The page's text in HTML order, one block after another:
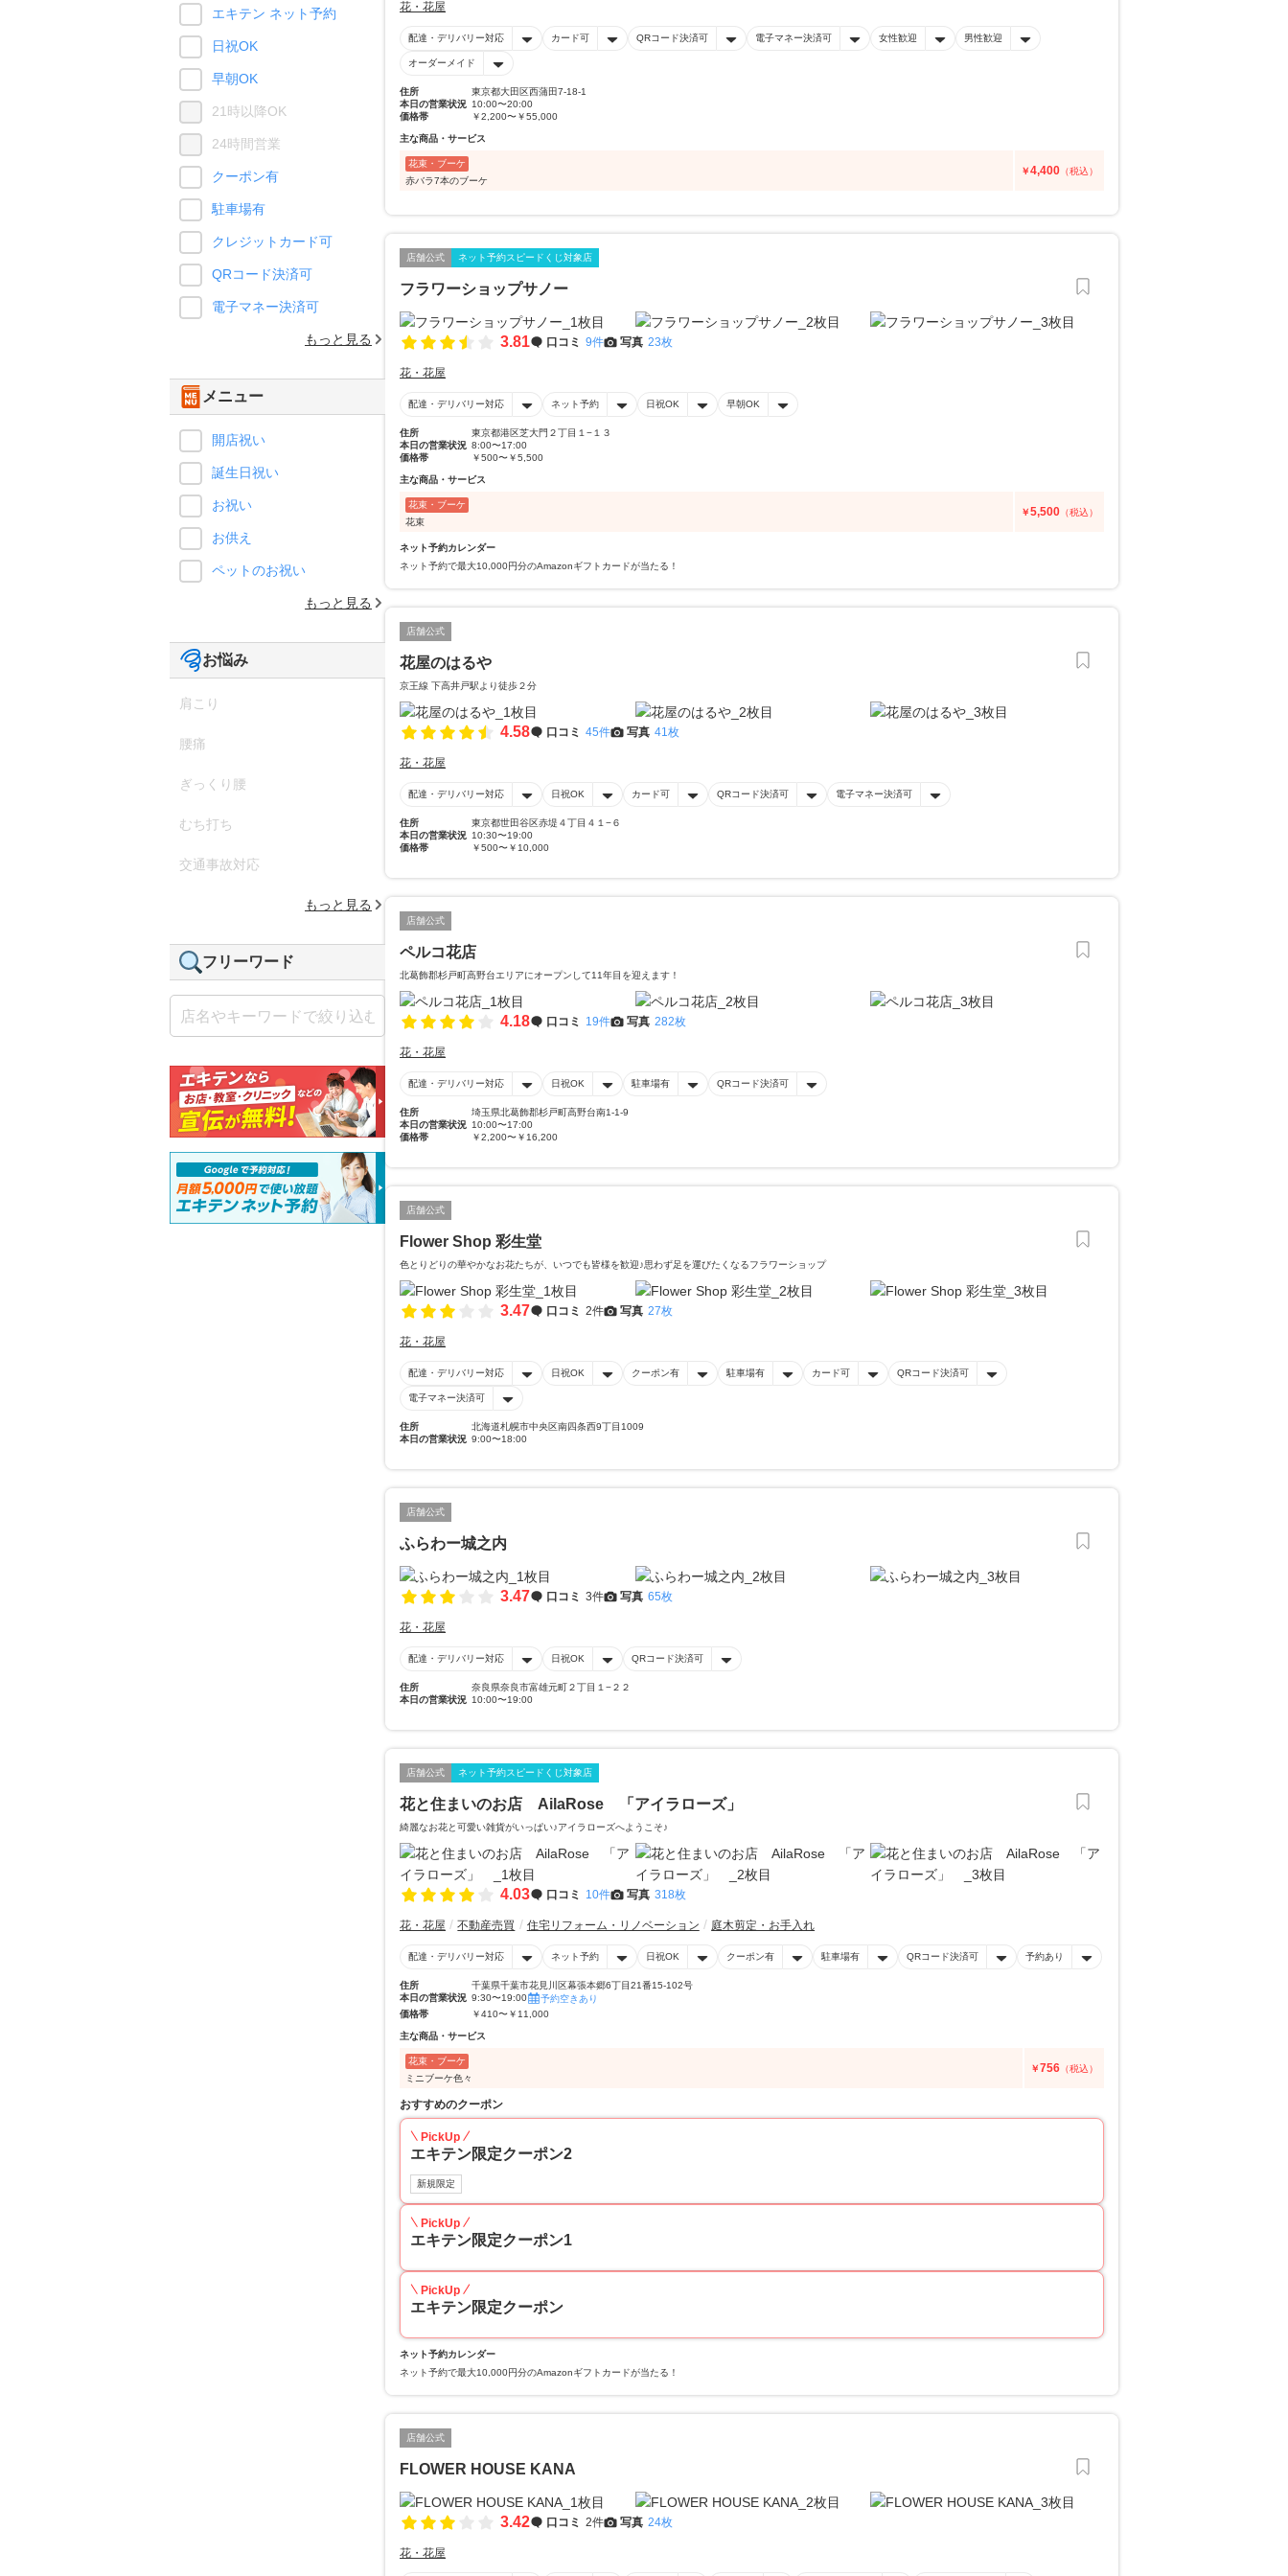
花・花屋
配達・デリバリー対応 カード可 QRコード決済可 電子マネー決済可 女性歓迎 男性歓迎
オーダーメイド
住所
東京都大田区西蒲田7-18-1
本日の営業状況 10:00〜20:00
価格帯
￥2,200〜￥55,000
主な商品・サービス
花束・ブーケ
赤バラ7本のブーケ
￥4,400 （税込）
店舗公式 ネット予約スピードくじ対象店
フラワーショップサノー
3.81 口コミ 9件 写真 23枚
花・花屋
配達・デリバリー対応 ネット予約 日祝OK 早朝OK
住所
東京都港区芝大門２丁目１−１３
本日の営業状況 8:00〜17:00
価格帯
￥500〜￥5,500
主な商品・サービス
花束・ブーケ
花束
￥5,500 （税込）
ネット予約カレンダー
ネット予約で最大10,000円分のAmazonギフトカードが当たる！
店舗公式
花屋のはるや
京王線 下高井戸駅より徒歩２分
4.58 口コミ 45件 写真 41枚
花・花屋
配達・デリバリー対応 日祝OK カード可 QRコード決済可 電子マネー決済可
住所
東京都世田谷区赤堤４丁目４１−６
本日の営業状況 10:30〜19:00
価格帯
￥500〜￥10,000
店舗公式
ペルコ花店
北葛飾郡杉戸町高野台エリアにオープンして11年目を迎えます！
4.18 口コミ 19件 写真 282枚
花・花屋
配達・デリバリー対応 日祝OK 駐車場有 QRコード決済可
住所
埼玉県北葛飾郡杉戸町高野台南1-1-9
本日の営業状況 10:00〜17:00
価格帯
￥2,200〜￥16,200
店舗公式
Flower Shop 彩生堂
色とりどりの華やかなお花たちが、いつでも皆様を歓迎♪思わず足を運びたくなるフラワーショップ
3.47 口コミ 2件 写真 27枚
花・花屋
配達・デリバリー対応 日祝OK クーポン有 駐車場有 カード可 QRコード決済可
電子マネー決済可
住所
北海道札幌市中央区南四条西9丁目1009
本日の営業状況 9:00〜18:00
店舗公式
ふらわー城之内
3.47 口コミ 3件 写真 65枚
花・花屋
配達・デリバリー対応 日祝OK QRコード決済可
住所
奈良県奈良市富雄元町２丁目１−２２
本日の営業状況 10:00〜19:00
店舗公式 ネット予約スピードくじ対象店
花と住まいのお店 AilaRose 「アイラローズ」
綺麗なお花と可愛い雑貨がいっぱい♪アイラローズへようこそ♪
4.03 口コミ 10件 写真 318枚
花・花屋 不動産売買 住宅リフォーム・リノベーション 庭木剪定・お手入れ
配達・デリバリー対応 ネット予約 日祝OK クーポン有 駐車場有 QRコード決済可 予約あり
住所
千葉県千葉市花見川区幕張本郷6丁目21番15-102号
本日の営業状況 9:30〜19:00
予約空きあり
価格帯
￥410〜￥11,000
主な商品・サービス
花束・ブーケ
ミニブーケ色々
￥756 （税込）
おすすめのクーポン
PickUp
エキテン限定クーポン2
新規限定
PickUp
エキテン限定クーポン1
PickUp
エキテン限定クーポン
ネット予約カレンダー
ネット予約で最大10,000円分のAmazonギフトカードが当たる！
店舗公式
FLOWER HOUSE KANA
3.42 口コミ 2件 写真 24枚
花・花屋
エキテン ネット予約
日祝OK
早朝OK
21時以降OK
24時間営業
クーポン有
駐車場有
クレジットカード可
QRコード決済可
電子マネー決済可
もっと見る
メニュー
開店祝い
誕生日祝い
お祝い
お供え
ペットのお祝い
もっと見る
お悩み
肩こり
腰痛
ぎっくり腰
むち打ち
交通事故対応
もっと見る
フリーワード